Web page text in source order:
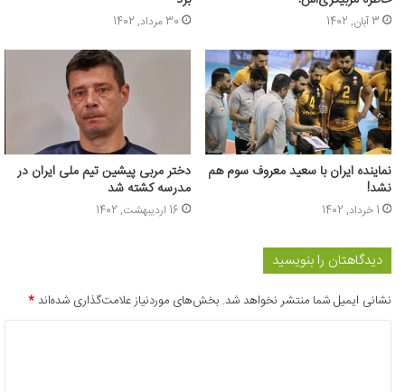
3 آبان, 1402 30 مرداد, 1402
نماینده ایران با سعید معروف سوم هم
نشد!
1 خرداد, 1402
دختر مربی پیشین تیم ملی ایران در
مدرسه کشته شد
16 اردیبهشت, 1402
دیدگاهتان را بنویسید
نشانی ایمیل شما منتشر نخواهد شد. بخش‌های موردنیاز علامت‌گذاری شده‌اند*